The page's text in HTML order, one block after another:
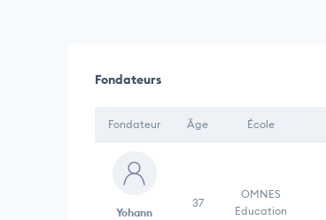
Fondateurs
Fondateur Âge École
Yohann
37
OMNES
Education